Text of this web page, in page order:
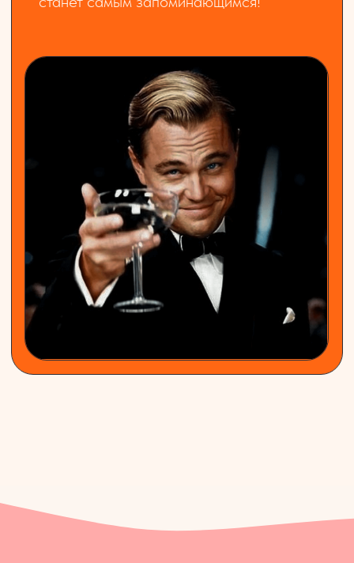
бар-менеджер, но
основатель, актер, бармен, чтец, жнец
директор
УЛЬЯНА
как истинный смм-
МАРИНА